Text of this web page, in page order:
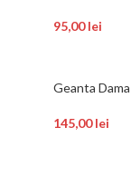
95,00lei
Geanta
145,00lei